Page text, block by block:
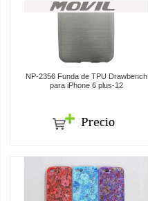
NP-2356 Funda de TPU Drawbench
para iPhone 6 plus-12